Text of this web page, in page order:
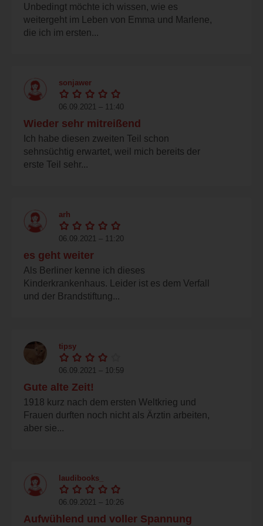
Unbedingt möchte ich wissen, wie es
weitergeht im Leben von Emma und Marlene,
die ich im ersten...
sonjawer
06.09.2021 – 11:40
Wieder sehr mitreißend
Ich habe diesen zweiten Teil schon
sehnsüchtig erwartet, weil mich bereits der
erste Teil sehr...
arh
06.09.2021 – 11:20
es geht weiter
Als Berliner kenne ich dieses
Kinderkrankenhaus. Leider ist es dem Verfall
und der Brandstiftung...
tipsy
06.09.2021 – 10:59
Gute alte Zeit!
1918 kurz nach dem ersten Weltkrieg und
Frauen durften noch nicht als Ärztin arbeiten,
aber sie...
laudibooks_
06.09.2021 – 10:26
Aufwühlend und voller Spannung